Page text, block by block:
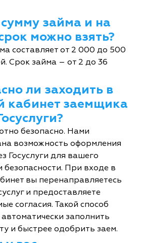
займа и на
можно взять?
составляет от 2 000 до 500
Срок займа – от 2 до 36
ли заходить в
кабинет заемщика
безопасно. Нами
возможность оформления
Госуслуги для вашего
безопасности. При входе в
вы перенаправляетесь
и предоставляете
согласия. Такой способ
заполнить
и быстрее одобрить заем.